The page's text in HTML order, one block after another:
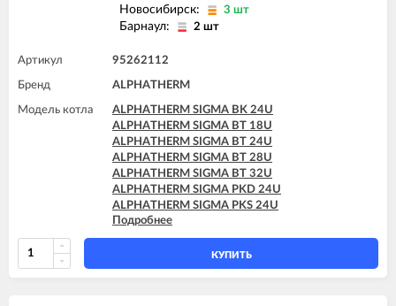
Новосибирск: 3 шт
Барнаул: 2 шт
Артикул 95262112
Бренд ALPHATHERM
Модель котла
ALPHATHERM SIGMA BK 24U
ALPHATHERM SIGMA BT 18U
ALPHATHERM SIGMA BT 24U
ALPHATHERM SIGMA BT 28U
ALPHATHERM SIGMA BT 32U
ALPHATHERM SIGMA PKD 24U
ALPHATHERM SIGMA PKS 24U
ALPHATHERM SIGMA PTD 24U
ALPHATHERM SIGMA PTD 28U
ALPHATHERM SIGMA PTS 18U
ALPHATHERM SIGMA PTS 24U
Подробнее
КУПИТЬ